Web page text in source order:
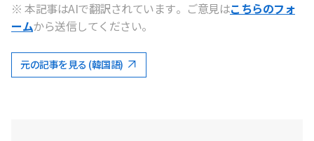
※ 本記事はAIで翻訳されています。ご意見はこちらのフォ
ームから送信してください。
元の記事を見る (韓国語)